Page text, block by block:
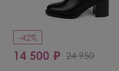
-42%
14 500 ₽ 24 950